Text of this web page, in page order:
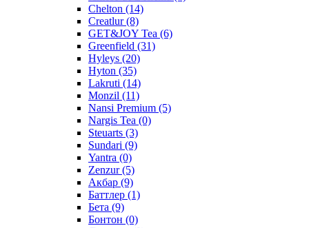
Chelton (14)
Creatlur(8)
GET&JOY Tea (6)
Greenfield (31)
Hyleys (20)
Hyton (35)
Lakruti (14)
Monzil (11)
Nansi Premium (5)
Nargis Tea (0)
Steuarts (3)
Sundari (9)
Yantra (0)
Zenzur(5)
Акбар (9)
Баттлер (1)
Бета (9)
Бонтон (0)